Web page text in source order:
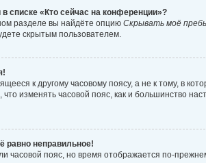
списке «Кто сейчас на конференции»?
разделе вы найдёте опцию Скрывать моё
скрытым пользователем.
к другому часовому поясу, а не к тому, в
изменять часовой пояс, как и большинство
равно неправильное!
часовой пояс, но время отображается по-